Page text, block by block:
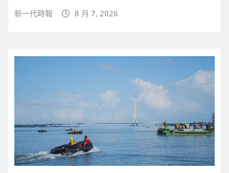
新一代時報 8 月 7, 2026